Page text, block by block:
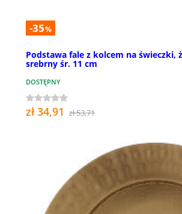
-35%
Podstawa fale z kolcem na świeczki,
srebrny śr. 11 cm
DOSTĘPNY
zł 34,91 zł 53,71